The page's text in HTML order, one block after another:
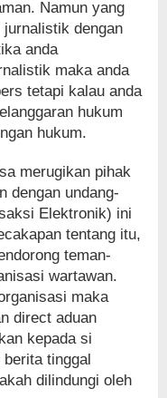
Namun yang
jurnalistik dengan
anda
maka anda
tetapi kalau anda
hukum
hukum.
merugikan pihak
dengan undang-
Elektronik) ini
tentang itu,
teman-
wartawan.
maka
direct aduan
kepada si
tinggal
dilindungi oleh